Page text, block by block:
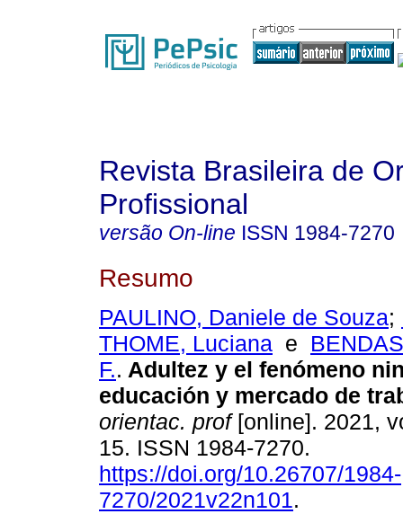
Revista Brasileira de
Profissional
versão On-line ISSN 1984-7270
Resumo
PAULINO, Daniele de Souza;
THOME, Luciana e
F.. Adultez y el fenómeno
educación y mercado de
orientac. prof[online]. 2021,
15. ISSN 1984-7270.
https://doi.org/10.26707/1984-
7270/2021v22n101.